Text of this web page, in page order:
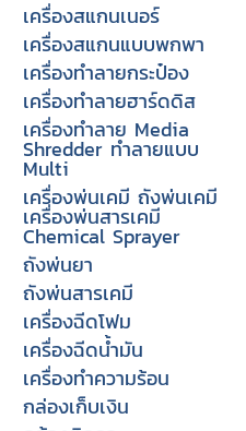
เครื่องสแกนเนอร์
เครื่องสแกนแบบพกพา
เครื่องทำลายกระป๋อง
เครื่องทำลายฮาร์ดดิส
เครื่องทำลาย Media
Shredder ทำลายแบบ
Multi
เครื่องพ่นเคมี ถังพ่นเคมี
เครื่องพ่นสารเคมี
Chemical Sprayer
ถังพ่นยา
ถังพ่นสารเคมี
เครื่องฉีดโฟม
เครื่องฉีดน้ำมัน
เครื่องทำความร้อน
กล่องเก็บเงิน